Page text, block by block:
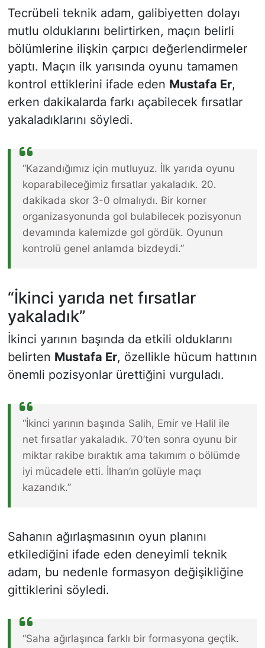
Tecrübeli teknik adam, galibiyetten dolayı
mutlu olduklarını belirtirken, maçın belirli
bölümlerine ilişkin çarpıcı değerlendirmeler
yaptı. Maçın ilk yarısında oyunu tamamen
kontrol ettiklerini ifade eden Mustafa Er,
erken dakikalarda farkı açabilecek fırsatlar
yakaladıklarını söyledi.
“Kazandığımız için mutluyuz. İlk yarıda oyunu
koparabileceğimiz fırsatlar yakaladık. 20.
dakikada skor 3-0 olmalıydı. Bir korner
organizasyonunda gol bulabilecek pozisyonun
devamında kalemizde gol gördük. Oyunun
kontrolü genel anlamda bizdeydi.”
“İkinci yarıda net fırsatlar
yakaladık”
İkinci yarının başında da etkili olduklarını
belirten Mustafa Er, özellikle hücum hattının
önemli pozisyonlar ürettiğini vurguladı.
“İkinci yarının başında Salih, Emir ve Halil ile
net fırsatlar yakaladık. 70’ten sonra oyunu bir
miktar rakibe bıraktık ama takımım o bölümde
iyi mücadele etti. İlhan’ın golüyle maçı
kazandık.”
Sahanın ağırlaşmasının oyun planını
etkilediğini ifade eden deneyimli teknik
adam, bu nedenle formasyon değişikliğine
gittiklerini söyledi.
“Saha ağırlaşınca farklı bir formasyona geçtik.